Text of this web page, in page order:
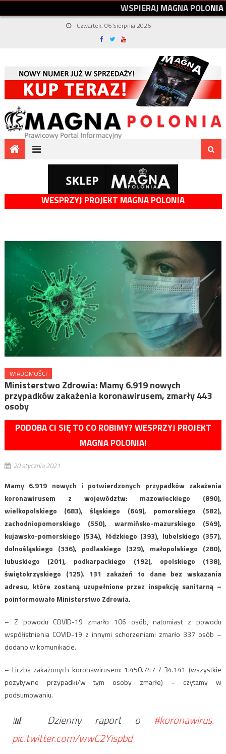
WSPIERAJMAGNAPOLONIA
Czwartek, 06 Sierpnia 2026
WESPRZYJ PROJEKT MAGNA POLONIA
WIADOMOŚCI
Ministerstwo Zdrowia: Mamy 6.919 nowych
przypadków zakażenia koronawirusem, zmarły 443
osoby
PODOBA CI SIĘ TO CO ROBIMY? WESPRZYJ PROJEKT
MAGNA POLONIA!
20 stycznia 2021
Mamy 6.919 nowych i potwierdzonych przypadków zakażenia
koronawirusem z województw: mazowieckiego (890),
wielkopolskiego (683), śląskiego (649), pomorskiego (582),
zachodniopomorskiego (550), warmińsko-mazurskiego (549),
kujawsko-pomorskiego (534), łódzkiego (393), lubelskiego (357),
dolnośląskiego (336), podlaskiego (329), małopolskiego (280),
lubuskiego (201), podkarpackiego (192), opolskiego (138),
świętokrzyskiego (125). 131 zakażeń to dane bez wskazania
adresu, które zostaną uzupełnione przez inspekcję sanitarną –
poinformowało Ministerstwo Zdrowia.
– Z powodu COVID-19 zmarło 106 osób, natomiast z powodu
współistnienia COVID-19 z innymi schorzeniami zmarło 337 osób –
dodano w komunikacie.
– Liczba zakażonych koronawirusem: 1.450.747 / 34.141 (wszystkie
pozytywne przypadki/w tym osoby zmarłe) – czytamy w
podsumowaniu.
📊 Dzienny raport o #koronawirus.
pic.twitter.com/wwC2Yispbd